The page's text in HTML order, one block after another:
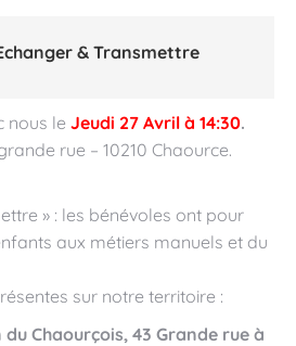
& Transmettre
nous le Jeudi 27 Avril à 14:30.
rue – 10210 Chaource.
» : les bénévoles ont pour
aux métiers manuels et du
sur notre territoire :
du Chaourçois, 43 Grande rue à